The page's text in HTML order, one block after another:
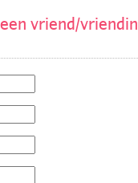
vriend/vriendin.